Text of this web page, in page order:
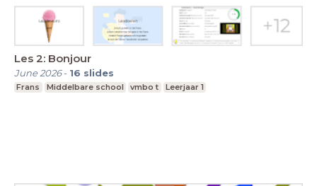
Les 2: Bonjour
June 2026- 16 slides
Frans Middelbare school vmbo t Leerjaar 1